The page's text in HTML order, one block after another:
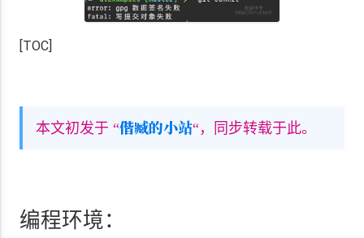
[TOC]
本文初发于 “偕臧的小站“，同步转载于此。
编程环境：